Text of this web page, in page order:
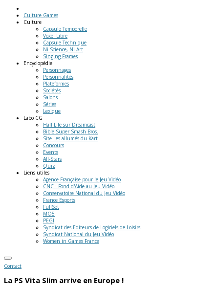
Culture Games
Culture
Capsule Temporelle
Voxel Libre
Capsule Technique
Ni Science, Ni Art
Singing Frames
Encyclopédie
Personnages
Personnalités
Plateformes
Sociétés
Salons
Séries
Lexique
Labo CG
Half Life sur Dreamcast
Bible Super Smash Bros.
Site Les allumés du Kart
Concours
Events
All-Stars
Quiz
Liens utiles
Agence Française pour le Jeu Vidéo
CNC : Fond d'Aide au Jeu Vidéo
Conservatoire National du Jeu Vidéo
France Esports
FullSet
MO5
PEGI
Syndicat des Editeurs de Logiciels de Loisirs
Syndicat National du Jeu Vidéo
Women in Games France
Contact
La PS Vita Slim arrive en Europe !